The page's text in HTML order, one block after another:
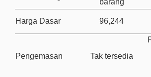
barang
Harga Dasar 96,244
Pengemasan Tak tersedia